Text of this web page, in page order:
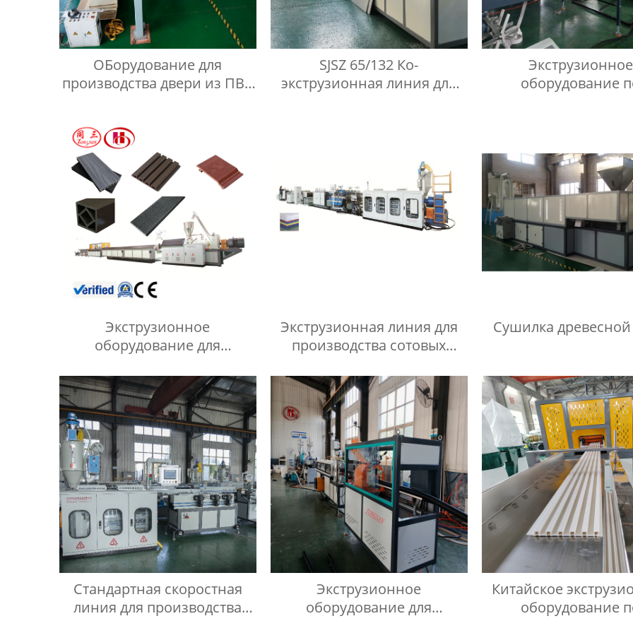
ОБорудование для
производства двери из ПВХ
SJSZ 65/132 Ко-
экструзионная линия для
Экструзионное
оборудование
Экструзионное
оборудование для
ПЭ ДПК
Экструзионная линия для
производства сотовых
Сушилка
Стандартная скоростная
линия для производства
Экструзионное
оборудование для
Китайское
оборудование